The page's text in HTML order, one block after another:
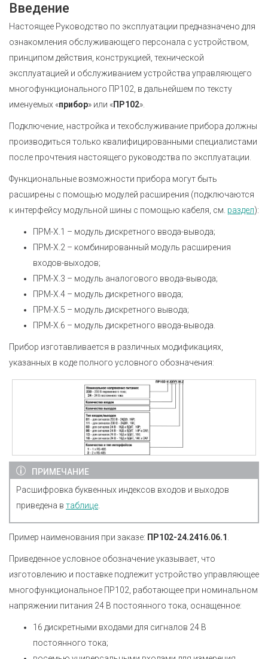
Введение
Настоящее Руководство по эксплуатации предназначено для
ознакомления обслуживающего персонала с устройством,
принципом действия, конструкцией, технической
эксплуатацией и обслуживанием устройства управляющего
многофункционального ПР102, в дальнейшем по тексту
именуемых «прибор» или «ПР102».
Подключение, настройка и техобслуживание прибора должны
производиться только квалифицированными специалистами
после прочтения настоящего руководства по эксплуатации.
Функциональные возможности прибора могут быть
расширены с помощью модулей расширения (подключаются
к интерфейсу модульной шины с помощью кабеля, см. раздел):
ПРМ-X.1 – модуль дискретного ввода-вывода;
ПРМ-X.2 – комбинированный модуль расширения
входов-выходов;
ПРМ-X.3 – модуль аналогового ввода-вывода;
ПРМ-X.4 – модуль дискретного ввода;
ПРМ-X.5 – модуль дискретного вывода;
ПРМ-X.6 – модуль дискретного ввода-вывода.
Прибор изготавливается в различных модификациях,
указанных в коде полного условного обозначения:
ПРИМЕЧАНИЕ
Расшифровка буквенных индексов входов и выходов
приведена в таблице.
Пример наименования при заказе: ПР102-24.2416.06.1 .
Приведенное условное обозначение указывает, что
изготовлению и поставке подлежит устройство управляющее
многофункциональное ПР102, работающее при номинальном
напряжении питания 24 В постоянного тока, оснащенное:
16 дискретными входами для сигналов 24 В
постоянного тока;